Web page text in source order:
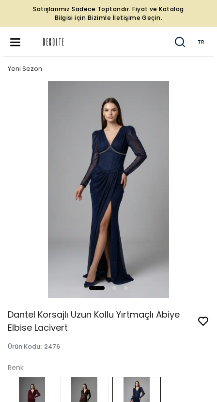
Satışlarımız Sadece Toptandır. Fiyat ve Katalog
Bilgisi için Bizimle İletişime Geçin.
TR
Yeni Sezon
Dantel Korsajlı Uzun Kollu Yırtmaçlı Abiye
Elbise Lacivert
Ürün Kodu: 2476
Renk